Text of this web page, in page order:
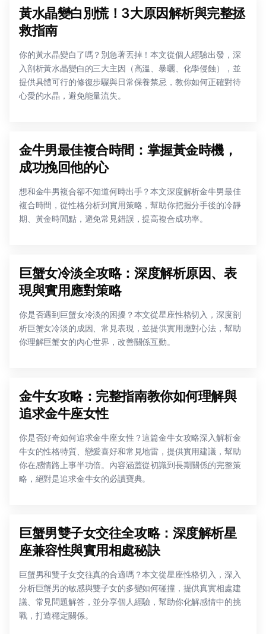
黃水晶變白別慌！3大原因解析與完整拯
救指南
你的黃水晶變白了嗎？別急著丟掉！本文從個人經驗出發，深
入剖析黃水晶變白的三大主因（高溫、暴曬、化學侵蝕），並
提供具體可行的修復步驟與日常保養禁忌，教你如何正確對待
心愛的水晶，避免能量流失。
金牛男最佳複合時間：掌握黃金時機，
成功挽回他的心
想和金牛男複合卻不知道何時出手？本文深度解析金牛男最佳
複合時間，從性格分析到實用策略，幫助你把握分手後的冷靜
期、黃金時間點，避免常見錯誤，提高複合成功率。
巨蟹女冷淡全攻略：深度解析原因、表
現與實用應對策略
你是否遇到巨蟹女冷淡的困擾？本文從星座性格切入，深度剖
析巨蟹女冷淡的成因、常見表現，並提供實用應對心法，幫助
你理解巨蟹女的內心世界，改善關係互動。
金牛女攻略：完整指南教你如何理解與
追求金牛座女性
你是否好奇如何追求金牛座女性？這篇金牛女攻略深入解析金
牛女的性格特質、戀愛喜好和常見地雷，提供實用建議，幫助
你在感情路上事半功倍。內容涵蓋從初識到長期關係的完整策
略，絕對是追求金牛女的必讀寶典。
巨蟹男雙子女交往全攻略：深度解析星
座兼容性與實用相處秘訣
巨蟹男和雙子女交往真的合適嗎？本文從星座性格切入，深入
分析巨蟹男的敏感與雙子女的多變如何碰撞，提供真實相處建
議、常見問題解答，並分享個人經驗，幫助你化解感情中的挑
戰，打造穩定關係。